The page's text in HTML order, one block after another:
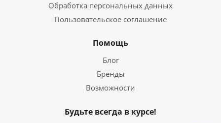
Обработка персональных данных
Пользовательское соглашение
Помощь
Блог
Бренды
Возможности
Будьте всегда в курсе!